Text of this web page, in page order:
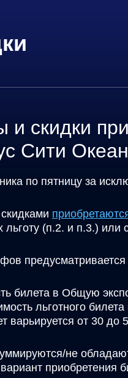
скидки
Сити
по пятницу за
(п.2. и п.3.) или
предусматривается
билета в Общую
льготного
варьируется от 30 до
не
приобретения